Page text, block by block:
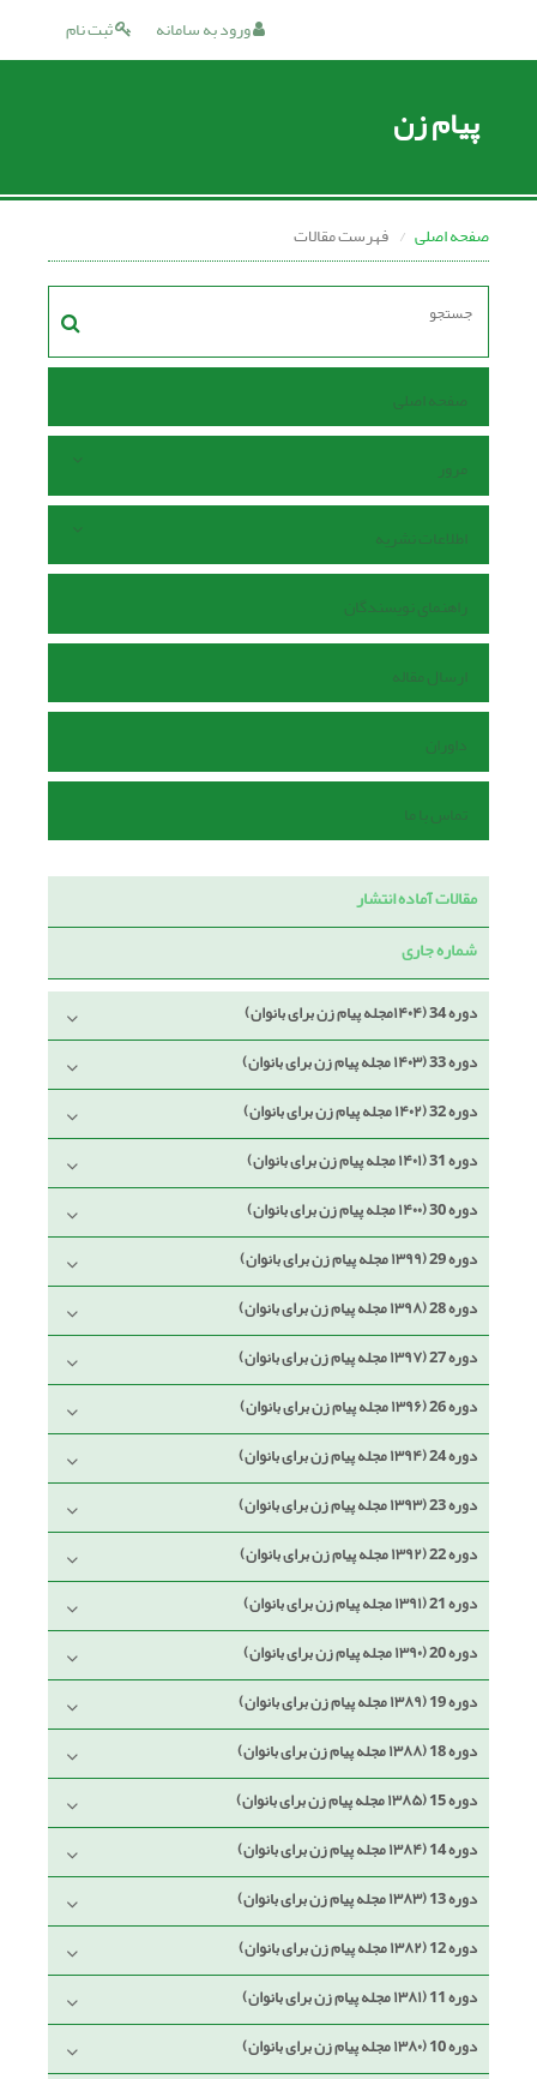
ثبت نام ورود به سامانه
پیام زن
صفحه اصلی فهرست مقالات
صفحه اصلی
مرور
اطلاعات نشریه
راهنمای نویسندگان
ارسال مقاله
داوران
تماس با ما
مقالات آماده انتشار
شماره جاری
دوره 34 (۱۴۰۴مجله پیام زن برای بانوان)
دوره 33 (۱۴۰۳ مجله پیام زن برای بانوان)
دوره 32 (۱۴۰۲ مجله پیام زن برای بانوان)
دوره 31 (۱۴۰۱ مجله پیام زن برای بانوان)
دوره 30 (۱۴۰۰ مجله پیام زن برای بانوان)
دوره 29 (۱۳۹۹ مجله پیام زن برای بانوان)
دوره 28 (۱۳۹۸ مجله پیام زن برای بانوان)
دوره 27 (۱۳۹۷ مجله پیام زن برای بانوان)
دوره 26 (۱۳۹۶ مجله پیام زن برای بانوان)
دوره 24 (۱۳۹۴ مجله پیام زن برای بانوان)
دوره 23 (۱۳۹۳ مجله پیام زن برای بانوان)
دوره 22 (۱۳۹۲ مجله پیام زن برای بانوان)
دوره 21 (۱۳۹۱ مجله پیام زن برای بانوان)
دوره 20 (۱۳۹۰ مجله پیام زن برای بانوان)
دوره 19 (۱۳۸۹ مجله پیام زن برای بانوان)
دوره 18 (۱۳۸۸ مجله پیام زن برای بانوان)
دوره 15 (۱۳۸۵ مجله پیام زن برای بانوان)
دوره 14 (۱۳۸۴ مجله پیام زن برای بانوان)
دوره 13 (۱۳۸۳ مجله پیام زن برای بانوان)
دوره 12 (۱۳۸۲ مجله پیام زن برای بانوان)
دوره 11 (۱۳۸۱ مجله پیام زن برای بانوان)
دوره 10 (۱۳۸۰ مجله پیام زن برای بانوان)